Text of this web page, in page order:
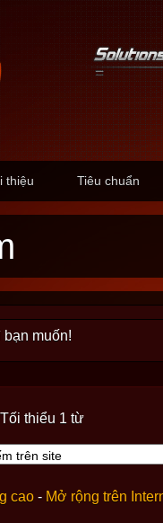
thiệu Tiêu chuẩn
muốn!
Tối thiểu 1 từ
cao - Mở rộng trên